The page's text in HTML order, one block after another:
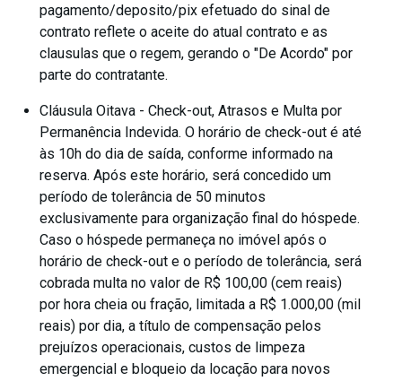
pagamento/deposito/pix efetuado do sinal de
contrato reflete o aceite do atual contrato e as
clausulas que o regem, gerando o "De Acordo" por
parte do contratante.
Cláusula Oitava - Check-out, Atrasos e Multa por
Permanência Indevida. O horário de check-out é até
às 10h do dia de saída, conforme informado na
reserva. Após este horário, será concedido um
período de tolerância de 50 minutos
exclusivamente para organização final do hóspede.
Caso o hóspede permaneça no imóvel após o
horário de check-out e o período de tolerância, será
cobrada multa no valor de R$ 100,00 (cem reais)
por hora cheia ou fração, limitada a R$ 1.000,00 (mil
reais) por dia, a título de compensação pelos
prejuízos operacionais, custos de limpeza
emergencial e bloqueio da locação para novos